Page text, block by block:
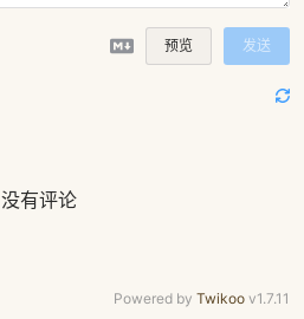
预览 发送
没有评论
Powered by Twikoo v1.7.11